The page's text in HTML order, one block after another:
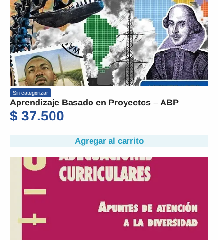
Sin categorizar
Aprendizaje Basado en Proyectos – ABP
$ 37.500
Agregar al carrito